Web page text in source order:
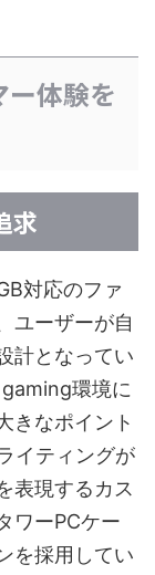
ー体験を
求
対応のファ
ユーザーが自
計となってい
環境に
きなポイント
イティングが
表現するカス
ワーPCケー
を採用してい